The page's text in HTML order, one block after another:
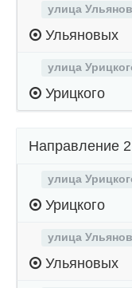
улица
Ульяновых
улица
Урицкого
Направление
улица
Урицкого
улица
Ульяновых